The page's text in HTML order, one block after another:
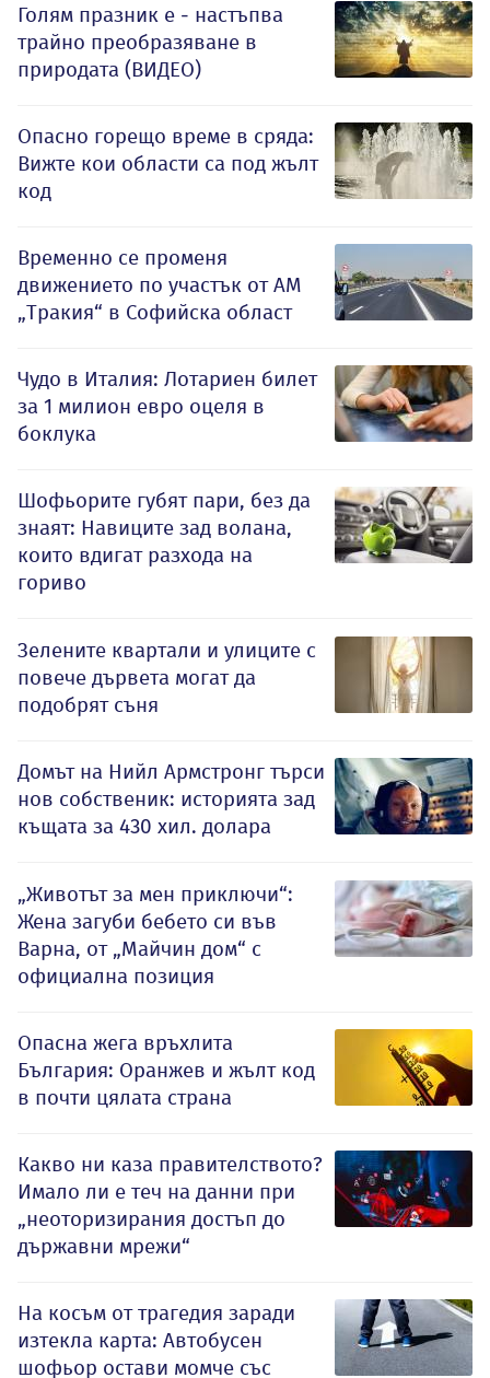
Голям празник е - настъпва
трайно преобразяване в
природата (ВИДЕО)
Опасно горещо време в сряда:
Вижте кои области са под жълт
код
Временно се променя
движението по участък от АМ
„Тракия“ в Софийска област
Чудо в Италия: Лотариен билет
за 1 милион евро оцеля в
боклука
Шофьорите губят пари, без да
знаят: Навиците зад волана,
които вдигат разхода на
гориво
Зелените квартали и улиците с
повече дървета могат да
подобрят съня
Домът на Нийл Армстронг търси
нов собственик: историята зад
къщата за 430 хил. долара
„Животът за мен приключи“:
Жена загуби бебето си във
Варна, от „Майчин дом“ с
официална позиция
Опасна жега връхлита
България: Оранжев и жълт код
в почти цялата страна
Какво ни каза правителството?
Имало ли е теч на данни при
„неоторизирания достъп до
държавни мрежи“
На косъм от трагедия заради
изтекла карта: Автобусен
шофьор остави момче със